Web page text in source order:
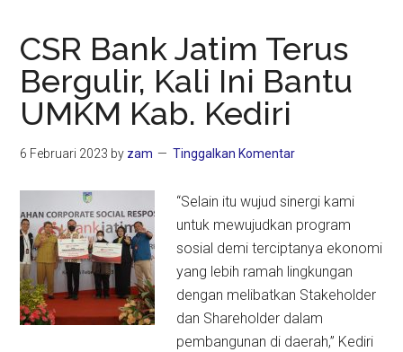
CSR Bank Jatim Terus
Bergulir, Kali Ini Bantu
UMKM Kab. Kediri
6 Februari 2023 by zam Tinggalkan Komentar
“Selain itu wujud sinergi kami
untuk mewujudkan program
sosial demi terciptanya ekonomi
yang lebih ramah lingkungan
dengan melibatkan Stakeholder
dan Shareholder dalam
pembangunan di daerah,” Kediri